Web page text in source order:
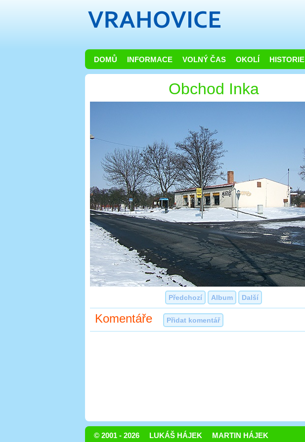
DOMŮ INFORMACE VOLNÝ ČAS OKOLÍ HISTORIE
Obchod Inka
Předchozí Album Další
Komentáře Přidat komentář
© 2001 - 2026 LUKÁŠ HÁJEK MARTIN HÁJEK